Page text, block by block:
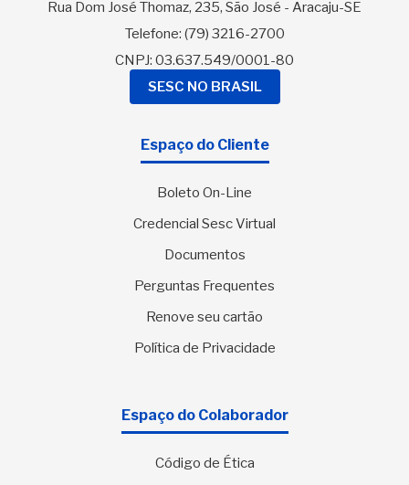
Rua Dom José Thomaz, 235, São José - Aracaju-SE
Telefone: (79) 3216-2700
CNPJ: 03.637.549/0001-80
SESC NO BRASIL
Espaço do Cliente
Boleto On-Line
Credencial Sesc Virtual
Documentos
Perguntas Frequentes
Renove seu cartão
Política de Privacidade
Espaço do Colaborador
Código de Ética